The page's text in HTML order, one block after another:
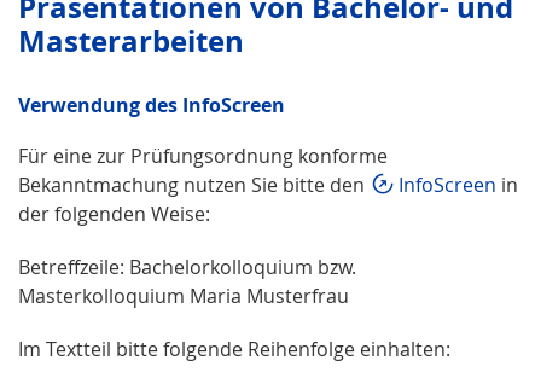
Masterarbeiten
Verwendung des InfoScreen
Für eine zur Prüfungsordnung konforme
Bekanntmachung nutzen Sie bitte den
InfoScreen in
der folgenden Weise:
Betreffzeile: Bachelorkolloquium bzw.
Masterkolloquium Maria Musterfrau
Im Textteil bitte folgende Reihenfolge einhalten: